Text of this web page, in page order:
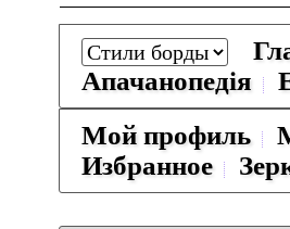
Апачанопедiя
Мой профиль
Избранное